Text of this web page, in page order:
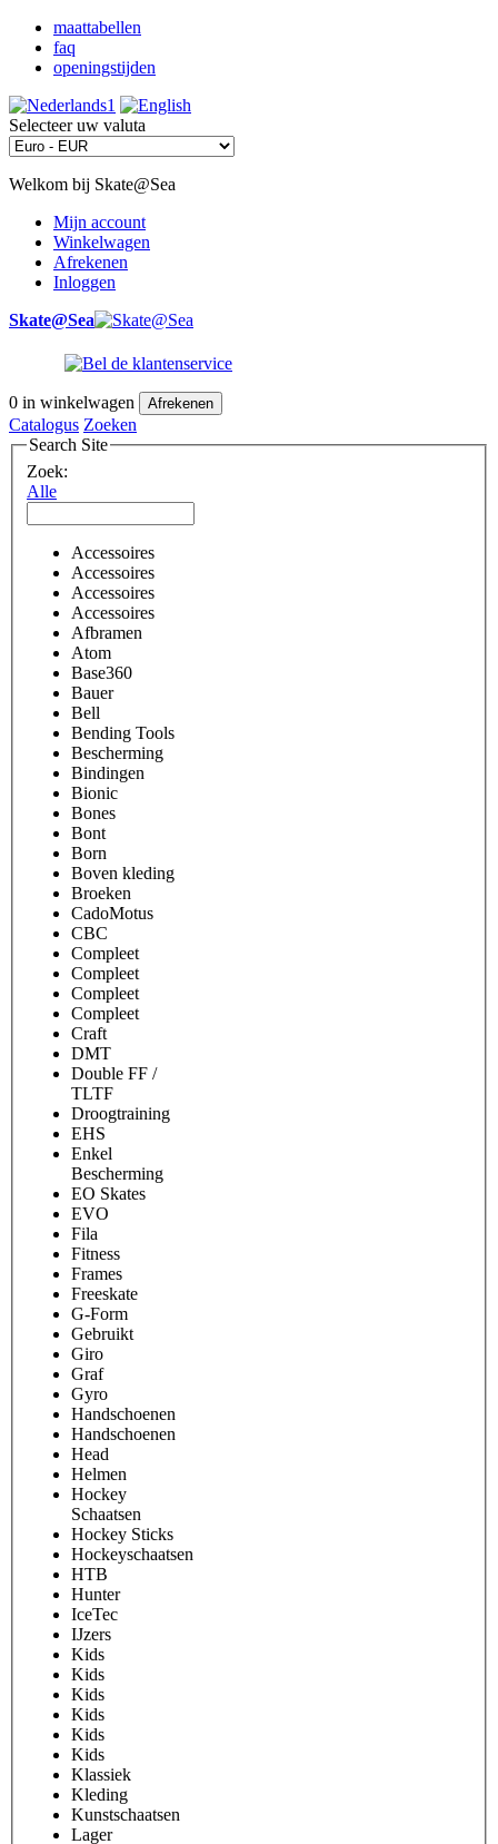
maattabellen
faq
openingstijden
Selecteer uw valuta
Welkom bij Skate@Sea
Mijn account
Winkelwagen
Afrekenen
Inloggen
Skate@Sea
0 in winkelwagen Afrekenen
Catalogus Zoeken
Search Site
Zoek:
Alle
Accessoires
Accessoires
Accessoires
Accessoires
Afbramen
Atom
Base360
Bauer
Bell
Bending Tools
Bescherming
Bindingen
Bionic
Bones
Bont
Born
Boven kleding
Broeken
CadoMotus
CBC
Compleet
Compleet
Compleet
Compleet
Craft
DMT
Double FF /
TLTF
Droogtraining
EHS
Enkel
Bescherming
EO Skates
EVO
Fila
Fitness
Frames
Freeskate
G-Form
Gebruikt
Giro
Graf
Gyro
Handschoenen
Handschoenen
Head
Helmen
Hockey
Schaatsen
Hockey Sticks
Hockeyschaatsen
HTB
Hunter
IceTec
IJzers
Kids
Kids
Kids
Kids
Kids
Kids
Klassiek
Kleding
Kunstschaatsen
Lager